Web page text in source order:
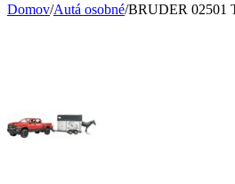
Domov/Autá osobné/BRUDER 02501